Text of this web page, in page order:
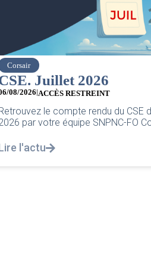
easyJet
Grève chez easyJet
05/08/2026
Chers collègues, La direction vient
classique pleurnicherie corporate.
décortiquer...